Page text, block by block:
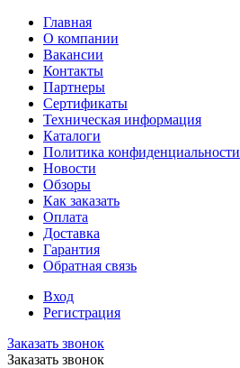
Главная
О компании
Вакансии
Контакты
Партнеры
Сертификаты
Техническая информация
Каталоги
Политика конфиденциальности
Новости
Обзоры
Как заказать
Оплата
Доставка
Гарантия
Обратная связь
Вход
Регистрация
Заказать звонок
Заказать звонок